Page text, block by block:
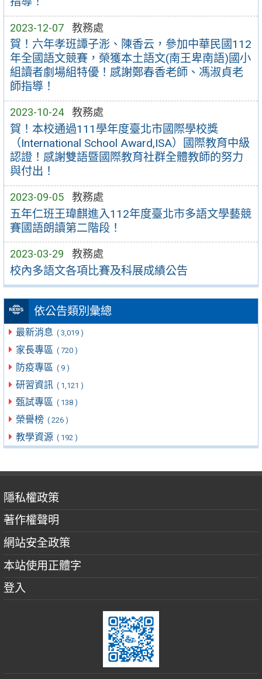
2023-12-07 教務處
賀！六年孝班譚子浵、陳香云，參加中華民國112
年全國語文競賽，榮獲本土語文(南王卑南語)國小
組讀者劇場組特優！感謝鄭春香老師、馮淑貞老
師指導！
2023-10-24 教務處
賀！本校通過111學年度臺北市國際學校獎
（International School Award,ISA）國際教育中級
認證！感謝雙語暨國際教育社群全體教師的努力
與付出！
2023-09-05 教務處
五年仁班王瑋麒進入112年度臺北市多語文學藝競
賽國語朗讀第二階段！
2023-03-29 教務處
校內多語文各項比賽及科展成績公告
依公告類別彙總
最新消息 ( 3,019 )
家長專區 ( 720 )
防疫專區 ( 9 )
研習資訊 ( 1,121 )
甄試專區 ( 138 )
榮譽榜 ( 226 )
教學資源 ( 192 )
隱私權政策
著作權聲明
網站安全政策
本站使用正體字
登入